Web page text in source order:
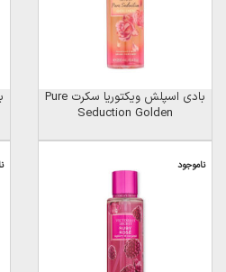
بادی اسپلش ویکتوریا سکرت Pure
Seduction Golden
ناموجود